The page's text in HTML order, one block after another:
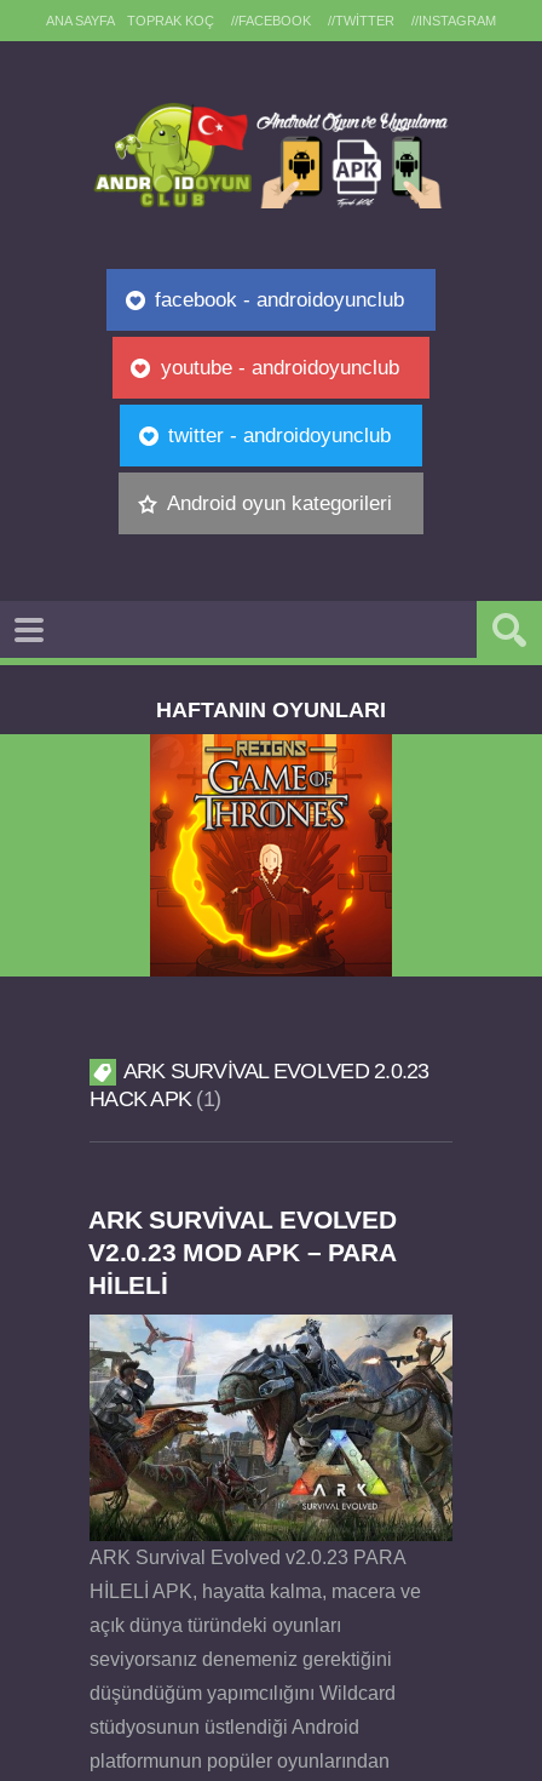
ANA SAYFA TOPRAK KOÇ //FACEBOOK //TWITTER //INSTAGRAM
facebook - androidoyunclub
youtube - androidoyunclub
twitter - androidoyunclub
Android oyun kategorileri
HAFTANIN OYUNLARI
Dream Road Multiplayer v1.4.2 PARA HİLELİ
Felix the Reaper v1.25 FULL APK
ARK SURVIVAL EVOLVED 2.0.23
HACK APK 1
ARK SURVIVAL EVOLVED
V2.0.23 MOD APK – PARA
HİLELİ
ARK Survival Evolved v2.0.23 PARA
HİLELİ APK, hayatta kalma, macera ve
açık dünya türündeki oyunları
seviyorsanız denemeniz gerektiğini
düşündüğüm yapımcılığını Wildcard
stüdyosunun üstlendiği Android
platformunun popüler oyunlarından